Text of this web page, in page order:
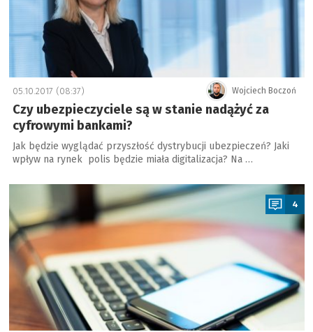
Wojciech Boczoń
05.10.2017 (08:37)
Czy ubezpieczyciele są w stanie nadążyć za
cyfrowymi bankami?
Jak będzie wyglądać przyszłość dystrybucji ubezpieczeń? Jaki
wpływ na rynek polis będzie miała digitalizacja? Na …
a
4